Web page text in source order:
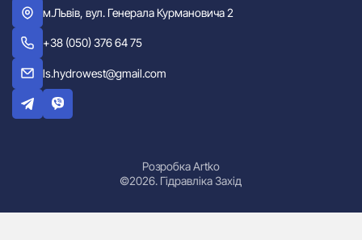
м.Львів, вул. Генерала Курмановича 2
+38 (050) 376 64 75
ls.hydrowest@gmail.com
©2026. Гідравліка Захід
Розробка Artko